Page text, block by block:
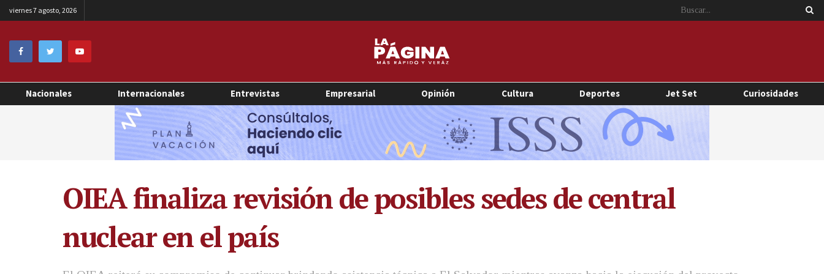
viernes 7 agosto, 2026
Nacionales Internacionales Entrevistas Empresarial Opinión Cultura Deportes Jet Set Curiosidades
OIEA finaliza revisión de posibles sedes de central
nuclear en el país